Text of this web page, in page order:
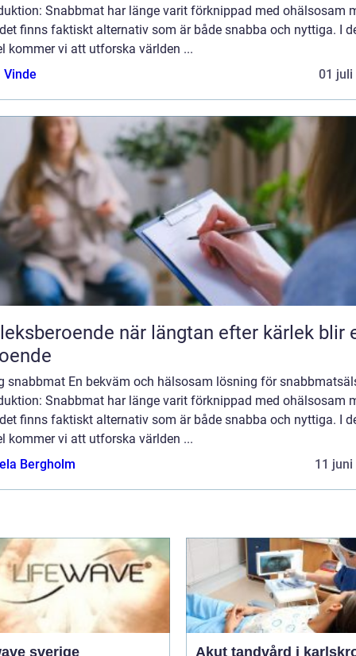
Snabbmat har länge varit förknippad med ohälsosam
finns faktiskt alternativ som är både snabba och nyttiga. I
kommer vi att utforska världen ...
Vinde
01 juli
när längtan efter kärlek blir ett
snabbmat En bekväm och hälsosam lösning för
Snabbmat har länge varit förknippad med ohälsosam
finns faktiskt alternativ som är både snabba och nyttiga. I
kommer vi att utforska världen ...
Bergholm
11 juni
sverige Akut tandvård i